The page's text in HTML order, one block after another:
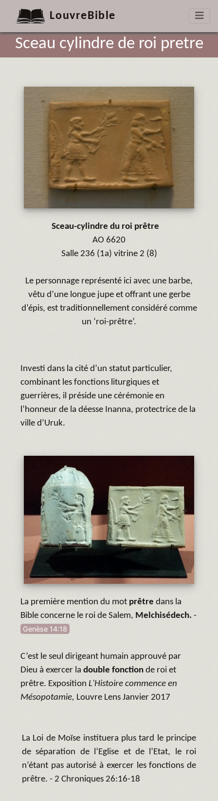
LouvreBible
Sceau cylindre de roi pretre
Sceau-cylindre du roi prêtre
AO 6620
Salle 236 (1a) vitrine 2 (8)
Le personnage représenté ici avec une barbe,
vêtu d’une longue jupe et offrant une gerbe
d’épis, est traditionnellement considéré comme
un ‘roi-prêtre’.
Investi dans la cité d’un statut particulier,
combinant les fonctions liturgiques et
guerrières, il préside une cérémonie en
l’honneur de la déesse Inanna, protectrice de la
ville d’Uruk.
La première mention du mot prêtre dans la
Bible concerne le roi de Salem, Melchisédech. -
Genèse 14:18
C’est le seul dirigeant humain approuvé par
Dieu à exercer la double fonction de roi et
prêtre. Exposition L'Histoire commence en
Mésopotamie, Louvre Lens Janvier 2017
La Loi de Moïse instituera plus tard le principe
de séparation de l’Eglise et de l’Etat, le roi
n’étant pas autorisé à exercer les fonctions de
prêtre. - 2 Chroniques 26:16-18